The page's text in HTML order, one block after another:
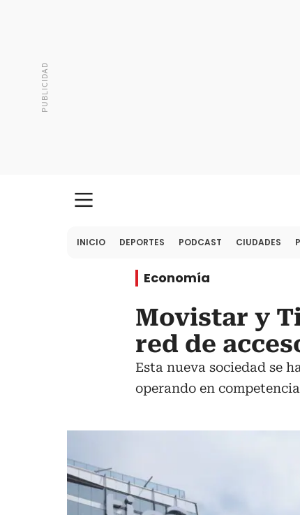
INICIO DEPORTES PODCAST CIUDADES
Economía
Movistar y
red de
Esta nueva sociedad se
operando en competencia